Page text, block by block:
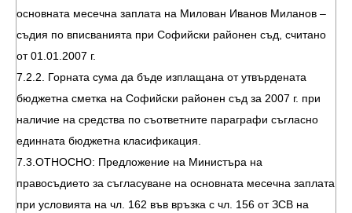
основната месечна заплата на Милован Иванов Миланов –
съдия по вписванията при Софийски районен съд, считано
от 01.01.2007 г.
7.2.2. Горната сума да бъде изплащана от утвърдената
бюджетна сметка на Софийски районен съд за 2007 г. при
наличие на средства по съответните параграфи съгласно
единната бюджетна класификация.
7.3.ОТНОСНО: Предложение на Министъра на
правосъдието за съгласуване на основната месечна заплата
при условията на чл. 162 във връзка с чл. 156 от ЗСВ на